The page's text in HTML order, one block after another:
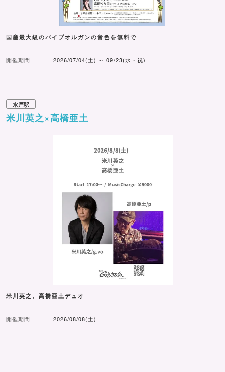
国産最大級のパイプオルガンの音色を無料で
開催期間 2026/07/04(土) ～ 09/23(水・祝)
水戸駅
米川英之×高橋亜土
米川英之、高橋亜土デュオ
開催期間 2026/08/08(土)